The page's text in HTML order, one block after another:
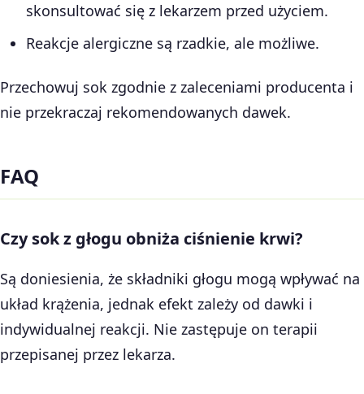
skonsultować się z lekarzem przed użyciem.
Reakcje alergiczne są rzadkie, ale możliwe.
Przechowuj sok zgodnie z zaleceniami producenta i
nie przekraczaj rekomendowanych dawek.
FAQ
Czy sok z głogu obniża ciśnienie krwi?
Są doniesienia, że składniki głogu mogą wpływać na
układ krążenia, jednak efekt zależy od dawki i
indywidualnej reakcji. Nie zastępuje on terapii
przepisanej przez lekarza.